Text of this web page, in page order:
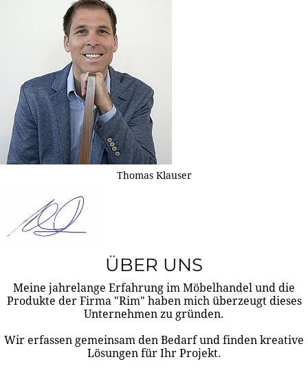
Thomas Klauser
ÜBER UNS
Meine jahrelange Erfahrung im Möbelhandel und die
Produkte der Firma "Rim" haben mich überzeugt dieses
Unternehmen zu gründen.
Wir erfassen gemeinsam den Bedarf und finden kreative
Lösungen für Ihr Projekt.